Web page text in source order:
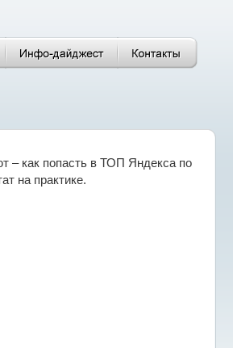
– как попасть в ТОП Яндекса по
на практике.